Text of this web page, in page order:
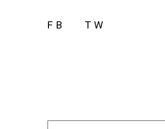
FB TW